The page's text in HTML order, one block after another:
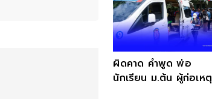
ผิดคาด คำพูด พ่อ
นักเรียน ม.ต้น ผู้ก่อเหตุ